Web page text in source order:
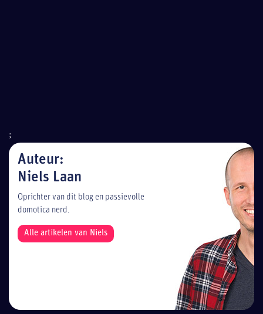
;
Auteur:
Niels Laan
Oprichter van dit blog en passievolle
domotica nerd.
Alle artikelen van Niels